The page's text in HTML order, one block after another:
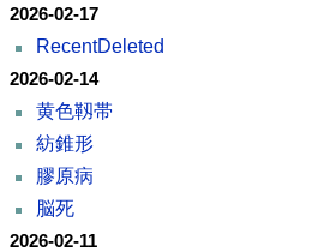
2026-02-17
RecentDeleted
2026-02-14
黄色靱帯
紡錐形
膠原病
脳死
2026-02-11